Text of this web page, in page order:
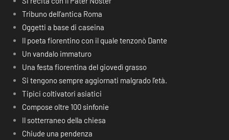
Tribuno dell’antica Roma
Oggetti a base di caseina
Il poeta fiorentino con il quale tenzonò Dante
Un vandalo immaturo
Una festa fiorentina del giovedì grasso
Si tengono sempre aggiornati malgrado l’età.
Tipici coltivatori asiatici
Compose oltre 100 sinfonie
Il sotterraneo della chiesa
Chiude una pendenza